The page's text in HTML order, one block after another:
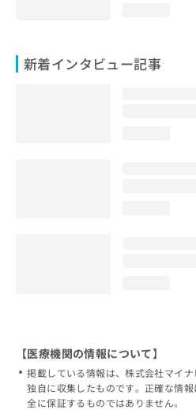
新着インタビュー記事
【医療機関の情報について】
掲載している情報は、株式会社マイ
独自に収集したものです。正確な情
全に保証するものではありません。